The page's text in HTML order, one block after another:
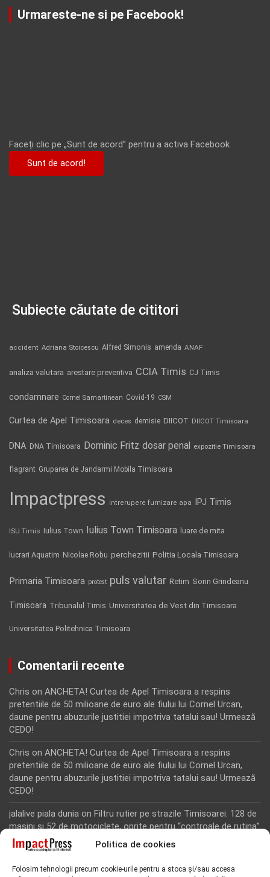
Politica de cookies
Folosim tehnologii precum cookie-urile pentru a stoca și/sau accesa
Urmareste-ne si pe Facebook!
Faceți clic pe „Sunt de acord” pentru a activa Facebook
Sunt de acord!
Subiecte căutate de cititori
accident Adriana Stoicescu Alfred Simonis amenda ANAF
analiza valutara arestare preventiva CCIA Timis CJ Timis
condamnare Cornel Samartinean Covid-19 CSM
Curtea de Apel Timisoara deces demisie DIICOT DIICOT Timisoara
DNA DNA Timisoara Dominic Fritz dosar penal expozitie Timisoara
flagrant Gruparea de Jandarmi Mobila Timisoara
Impactpress intrerupere furnizare apa IPJ Timis
ISU Timis Iulius Town Iulius Town Timisoara luare de mita
lucrari Aquatim Nicolae Robu perchezitii Politia Locala Timisoara
Primaria Timisoara protest puls valutar Retim Sorin Grindeanu
Timisoara Tribunalul Timis Universitatea de Vest din Timisoara
Universitatea Politehnica Timisoara
Comentarii recente
Chris on ANCHETA! Curtea de Apel Timisoara a respins
pretentiile de 50 milioane de euro ale fiului lui Cornel Urcan,
daune pentru abuzurile justitiei impotriva tatalui sau! Urmează
CEDO!
Chris on ANCHETA! Curtea de Apel Timisoara a respins
pretentiile de 50 milioane de euro ale fiului lui Cornel Urcan,
daune pentru abuzurile justitiei impotriva tatalui sau! Urmează
CEDO!
jalalive piala dunia on Filtru rutier pe strazile Timisoarei: 128 de
masini si 52 de motociclete, oprite pentru “controale de rutina”
Rodion Camatoritul on Inca un martor din dosarul fraudei cu
“Toti martorii hartuiti au facut plangere penala pentru